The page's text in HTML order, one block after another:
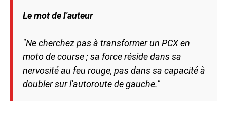
Le mot de l'auteur
"Ne cherchez pas à transformer un PCX en
moto de course ; sa force réside dans sa
nervosité au feu rouge, pas dans sa capacité à
doubler sur l'autoroute de gauche."